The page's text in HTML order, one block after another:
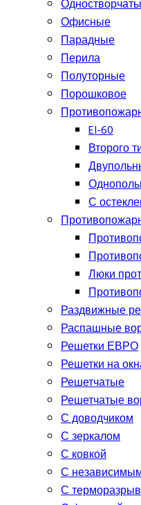
Офисные
Парадные
Перила
Полуторные
Порошковое
EI-60
Второго
С
Люки
Раздвижные
Распашные
Решетки ЕВРО
Решетки на
Решетчатые
Решетчатые
С доводчиком
С зеркалом
С ковкой
С
С